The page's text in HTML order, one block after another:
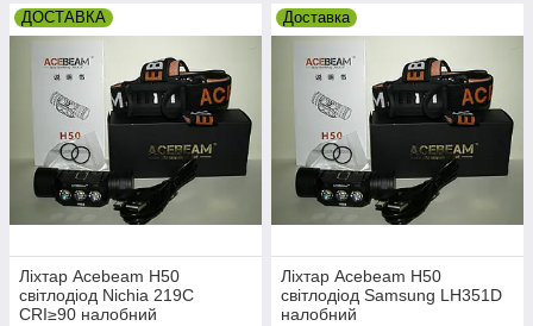
ДОСТАВКА
Ліхтар Acebeam H50
світлодіод Nichia 219C
CRI≥90 налобний
Доставка
Ліхтар Acebeam H50
світлодіод Samsung LH351D
налобний